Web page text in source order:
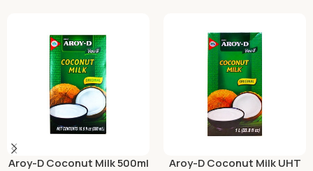
Aroy-D Coconut Milk 500ml
Aroy-D Coconut Milk UHT